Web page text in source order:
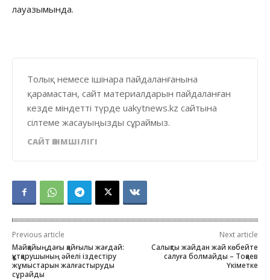
лауазымында.
Толық немесе ішінара пайдаланғанына
қарамастан, сайт материалдарын пайдаланған
кезде міндетті түрде uakytnews.kz сайтына
сілтеме жасауыңызды сұраймыз.
САЙТ ӘКІМШІЛІГІ
Previous article
Майқайыңдағы қайғылы жағдай:
құтқарушының әйелі іздестіру
жұмыстарын жалғастыруды
сұрайды
Next article
Салықты жайдан жай көбейте
салуға болмайды – Тоқаев
Үкіметке